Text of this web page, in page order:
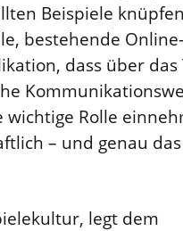
Beispiele
bestehende Online-
dass über das
Rolle
– und genau das
legt dem